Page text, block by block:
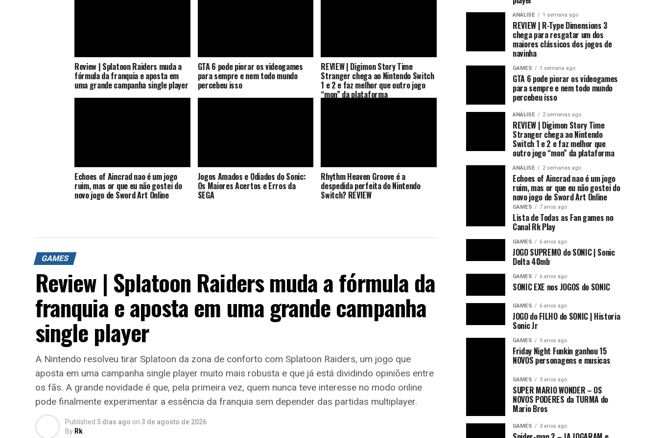
Review | Splatoon Raiders muda a
fórmula da franquia e aposta em
uma grande campanha single player
GTA 6 pode piorar os videogames
para sempre e nem todo mundo
percebeu isso
REVIEW | Digimon Story Time
Stranger chega ao Nintendo Switch
1 e 2 e faz melhor que outro jogo
“mon” da plataforma
Echoes of Aincrad nao é um jogo
ruim, mas or que eu não gostei do
novo jogo de Sword Art Online
Jogos Amados e Odiados do Sonic:
Os Maiores Acertos e Erros da
SEGA
Rhythm Heaven Groove é a
despedida perfeita do Nintendo
Switch? REVIEW
GAMES
Review | Splatoon Raiders muda a fórmula da
franquia e aposta em uma grande campanha
single player
A Nintendo resolveu tirar Splatoon da zona de conforto com Splatoon Raiders, um jogo que
aposta em uma campanha single player muito mais robusta e que já está dividindo opiniões entre
os fãs. A grande novidade é que, pela primeira vez, quem nunca teve interesse no modo online
pode finalmente experimentar a essência da franquia sem depender das partidas multiplayer.
Published 5 dias ago on 3 de agosto de 2026
By Rk
ANÁLISE 1 semana ago
REVIEW | R-Type Dimensions 3
chega para resgatar um dos
maiores clássicos dos jogos de
navinha
GAMES 1 semana ago
GTA 6 pode piorar os videogames
para sempre e nem todo mundo
percebeu isso
ANÁLISE 2 semanas ago
REVIEW | Digimon Story Time
Stranger chega ao Nintendo
Switch 1 e 2 e faz melhor que
outro jogo “mon” da plataforma
ANÁLISE 2 semanas ago
Echoes of Aincrad nao é um jogo
ruim, mas or que eu não gostei do
novo jogo de Sword Art Online
GAMES 7 anos ago
Lista de Todas as Fan games no
Canal Rk Play
GAMES 6 anos ago
JOGO SUPREMO do SONIC | Sonic
Delta 40mb
GAMES 6 anos ago
SONIC EXE nos JOGOS do SONIC
GAMES 6 anos ago
JOGO do FILHO do SONIC | Historia
Sonic Jr
GAMES 5 anos ago
Friday Night Funkin ganhou 15
NOVOS personagens e musicas
GAMES 3 anos ago
SUPER MARIO WONDER – OS
NOVOS PODERES da TURMA do
Mario Bros
GAMES 3 anos ago